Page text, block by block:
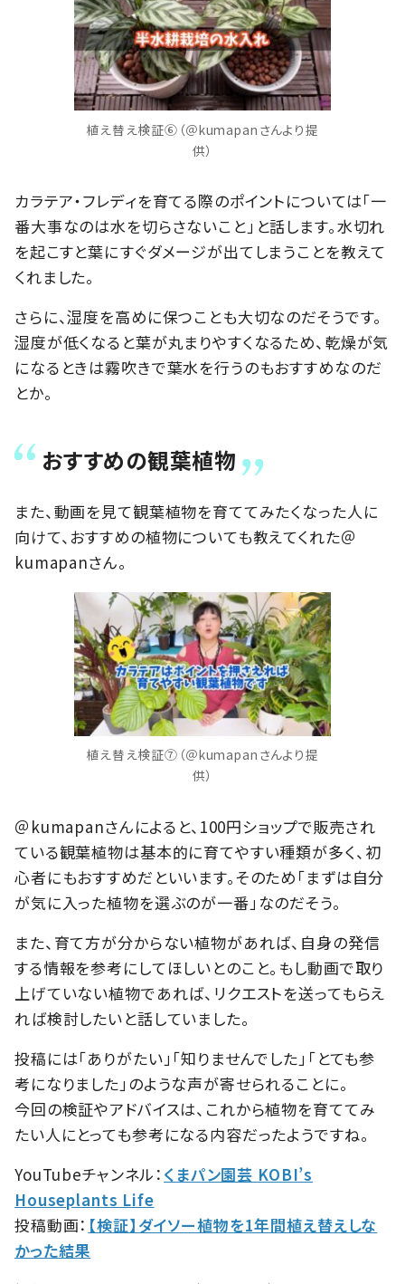
植え替え検証⑥（＠kumapanさんより提
供）
カラテア・フレディを育てる際のポイントについては「一
番大事なのは水を切らさないこと」と話します。水切れ
を起こすと葉にすぐダメージが出てしまうことを教えて
くれました。
さらに、湿度を高めに保つことも大切なのだそうです。
湿度が低くなると葉が丸まりやすくなるため、乾燥が気
になるときは霧吹きで葉水を行うのもおすすめなのだ
とか。
おすすめの観葉植物
また、動画を見て観葉植物を育ててみたくなった人に
向けて、おすすめの植物についても教えてくれた＠
kumapanさん。
植え替え検証⑦（＠kumapanさんより提
供）
＠kumapanさんによると、100円ショップで販売され
ている観葉植物は基本的に育てやすい種類が多く、初
心者にもおすすめだといいます。そのため「まずは自分
が気に入った植物を選ぶのが一番」なのだそう。
また、育て方が分からない植物があれば、自身の発信
する情報を参考にしてほしいとのこと。もし動画で取り
上げていない植物であれば、リクエストを送ってもらえ
れば検討したいと話していました。
投稿には「ありがたい」「知りませんでした」「とても参
考になりました」のような声が寄せられることに。
今回の検証やアドバイスは、これから植物を育ててみ
たい人にとっても参考になる内容だったようですね。
YouTubeチャンネル： くまパン園芸 KOBI’s
Houseplants Life
投稿動画： 【検証】ダイソー植物を1年間植え替えしな
かった結果